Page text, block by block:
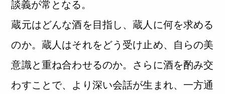
談義が常となる。
蔵元はどんな酒を目指し、蔵人に何を求める
のか。蔵人はそれをどう受け止め、自らの美
意識と重ね合わせるのか。さらに酒を酌み交
わすことで、より深い会話が生まれ、一方通